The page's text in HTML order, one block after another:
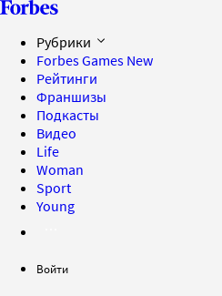
Рубрики
Forbes Games New
Рейтинги
Франшизы
Подкасты
Видео
Life
Woman
Sport
Young
Войти